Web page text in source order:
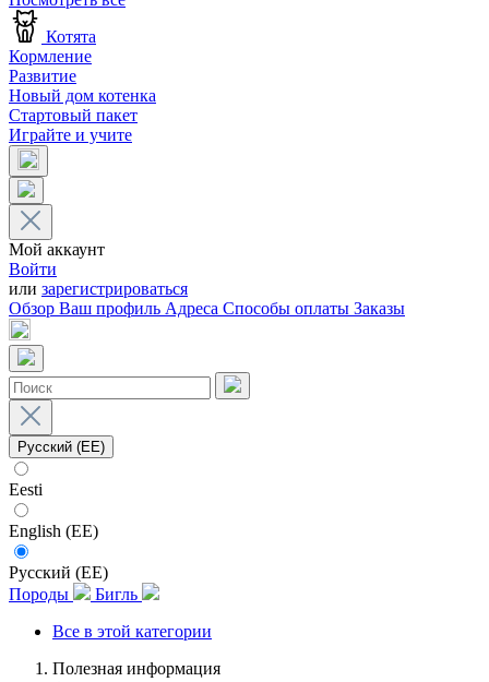
Котята
Кормление
Развитие
Новый дом котенка
Стартовый пакет
Играйте и учите
Мой аккаунт
Войти
или зарегистрироваться
Обзор Ваш профиль Адреса Способы оплаты Заказы
Русский (EE)
Eesti
English (EE)
Русский (EE)
Породы
Бигль
Все в этой категории
Полезная информация